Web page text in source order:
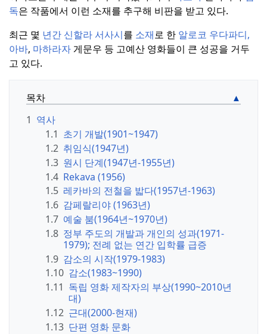
독은 작품에서 이런 소재를 추구해 비판을 받고 있다.
최근 몇 년간 신할라서사시를 소재로 한 알로코 우다파디,
아바, 마하라자게문우 등 고예산 영화들이 큰 성공을 거두
고 있다.
목차
1 역사
1.1 초기 개발(1901~1947)
1.2 취임식(1947년)
1.3 원시 단계(1947년-1955년)
1.4 Rekava (1956)
1.5 레카바의 전철을 밟다(1957년-1963)
1.6 감페랄리야 (1963년)
1.7 예술 붐(1964년~1970년)
1.8 정부 주도의 개발과 개인의 성과(1971-
1979); 전례 없는 연간 입학률 급증
1.9 감소의 시작(1979-1983)
1.10 감소(1983~1990)
1.11 독립 영화 제작자의 부상(1990~2010년
대)
1.12 근대(2000-현재)
1.13 단편 영화 문화